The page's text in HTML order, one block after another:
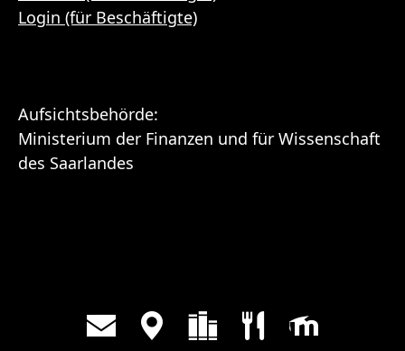
Login (für Beschäftigte)
Aufsichtsbehörde:
Ministerium der Finanzen und für Wissenschaft
des Saarlandes